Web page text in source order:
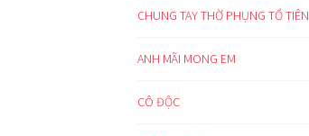
CHUNG TAY THỜ PHỤNG TỔ TIÊN
ANH MÃI MONG EM
CÔ ĐỘC